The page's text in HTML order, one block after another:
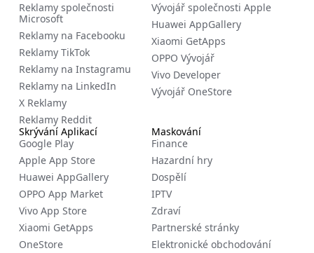
Reklamy společnosti
Microsoft
Reklamy na Facebooku
Reklamy TikTok
Reklamy na Instagramu
Reklamy na LinkedIn
X Reklamy
Reklamy Reddit
Maskování
Finance
Hazardní hry
Dospělí
IPTV
Zdraví
Partnerské stránky
Elektronické obchodování
Vývojář společnosti Apple
Huawei AppGallery
Xiaomi GetApps
OPPO Vývojář
Vivo Developer
Vývojář OneStore
Skrývání Aplikací
Google Play
Apple App Store
Huawei AppGallery
OPPO App Market
Vivo App Store
Xiaomi GetApps
OneStore